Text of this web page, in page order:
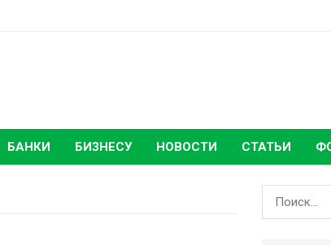
БАНКИ БИЗНЕСУ НОВОСТИ СТАТЬИ
Найти: